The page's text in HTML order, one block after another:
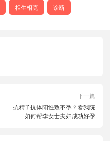
相生相克 诊断
下一篇
抗精子抗体阳性致不孕？看我院
如何帮李女士夫妇成功好孕